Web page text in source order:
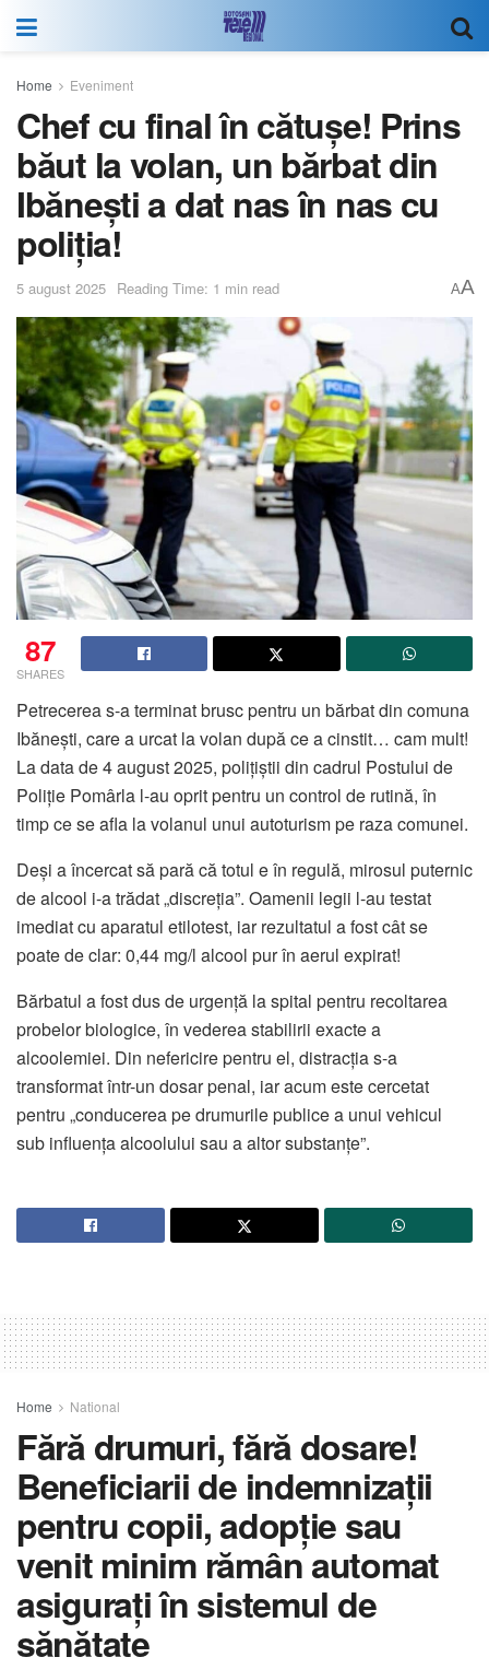
Home Eveniment
Chef cu final în cătușe! Prins
băut la volan, un bărbat din
Ibănești a dat nas în nas cu
poliția!
5 august 2025 Reading Time: 1 min read AA
87
SHARES
Petrecerea s-a terminat brusc pentru un bărbat din comuna
Ibănești, care a urcat la volan după ce a cinstit… cam mult!
La data de 4 august 2025, polițiștii din cadrul Postului de
Poliție Pomârla l-au oprit pentru un control de rutină, în
timp ce se afla la volanul unui autoturism pe raza comunei.
Deși a încercat să pară că totul e în regulă, mirosul puternic
de alcool i-a trădat „discreția”. Oamenii legii l-au testat
imediat cu aparatul etilotest, iar rezultatul a fost cât se
poate de clar: 0,44 mg/l alcool pur în aerul expirat!
Bărbatul a fost dus de urgență la spital pentru recoltarea
probelor biologice, în vederea stabilirii exacte a
alcoolemiei. Din nefericire pentru el, distracția s-a
transformat într-un dosar penal, iar acum este cercetat
pentru „conducerea pe drumurile publice a unui vehicul
sub influența alcoolului sau a altor substanțe”.
Home National
Fără drumuri, fără dosare!
Beneficiarii de indemnizații
pentru copii, adopție sau
venit minim rămân automat
asigurați în sistemul de
sănătate